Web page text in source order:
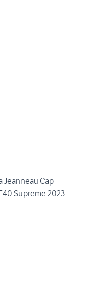
Jeanneau Cap
Supreme 2023